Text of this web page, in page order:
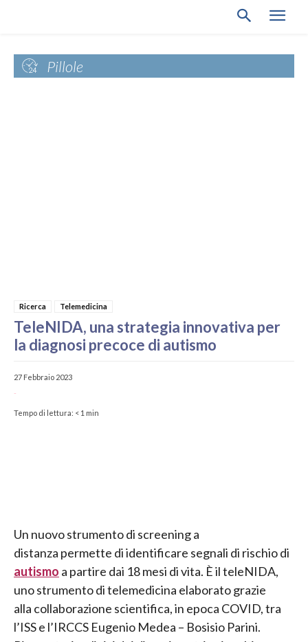
Pillole
Ricerca Telemedicina
TeleNIDA, una strategia innovativa per
la diagnosi precoce di autismo
27 Febbraio 2023
-
Tempo di lettura: < 1 min
Un nuovo strumento di screening a
distanza permette di identificare segnali di rischio di
autismo a partire dai 18 mesi di vita. È il teleNIDA,
uno strumento di telemedicina elaborato grazie
alla collaborazione scientifica, in epoca COVID, tra
l’ISS e l’IRCCS Eugenio Medea – Bosisio Parini.